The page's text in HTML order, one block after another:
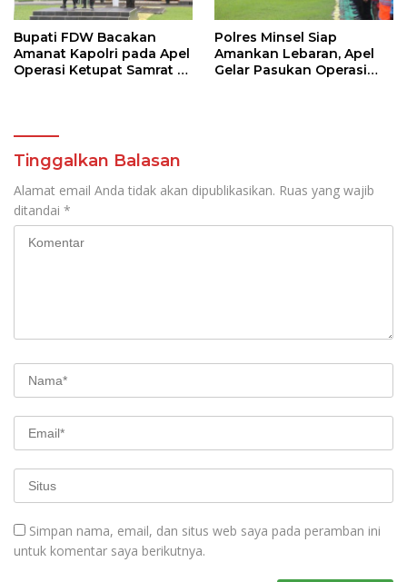
Bupati FDW Bacakan
Amanat Kapolri pada Apel
Operasi Ketupat Samrat di
Polres Minsel Siap
Amankan Lebaran, Apel
Gelar Pasukan Operasi
Tinggalkan Balasan
Alamat email Anda tidak akan dipublikasikan. Ruas yang wajib
ditandai *
Simpan nama, email, dan situs web saya pada peramban ini
untuk komentar saya berikutnya.